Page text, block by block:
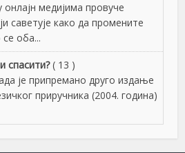
онлајн медијима провуче
саветује како да промените
оба...
спасити? ( 13 )
је припремано друго издање
приручника (2004. година)